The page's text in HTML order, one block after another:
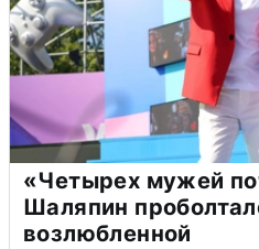
«Четырех мужей
Шаляпин
возлюбленной